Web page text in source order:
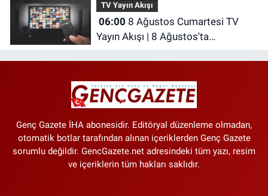
TV Yayın Akışı
06:00
Yayın Akışı | 8 Ağustos'ta
Televizyonda Neler Var? TRT 1, TV8,
Genç Gazete İHA abonesidir. Editöryal düzenleme olmadan,
otomatik botlar tarafından alınan içeriklerden Genç Gazete
sorumlu değildir. GencGazete.net adresindeki tüm yazı, resim
ve içeriklerin tüm hakları saklıdır.